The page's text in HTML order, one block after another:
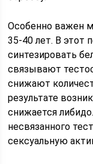
Особенно важен
35-40 лет. В этот
синтезировать
связывают
снижают
результате
снижается
несвязанного
сексуальную